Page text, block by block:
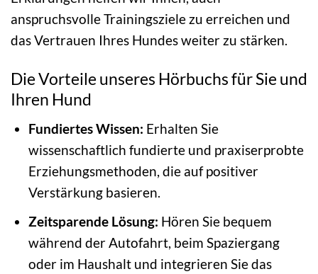
anspruchsvolle Trainingsziele zu erreichen und
das Vertrauen Ihres Hundes weiter zu stärken.
Die Vorteile unseres Hörbuchs für Sie und
Ihren Hund
Fundiertes Wissen: Erhalten Sie
wissenschaftlich fundierte und praxiserprobte
Erziehungsmethoden, die auf positiver
Verstärkung basieren.
Zeitsparende Lösung: Hören Sie bequem
während der Autofahrt, beim Spaziergang
oder im Haushalt und integrieren Sie das